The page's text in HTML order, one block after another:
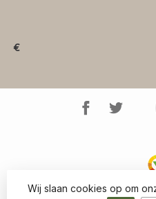
€
© Copyright 2026 Kleed.nl
Wij slaan cookies op om